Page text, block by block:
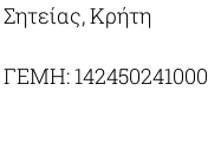
Κρήτη
142450241000